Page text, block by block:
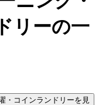
リーの一
・コインランドリーを見